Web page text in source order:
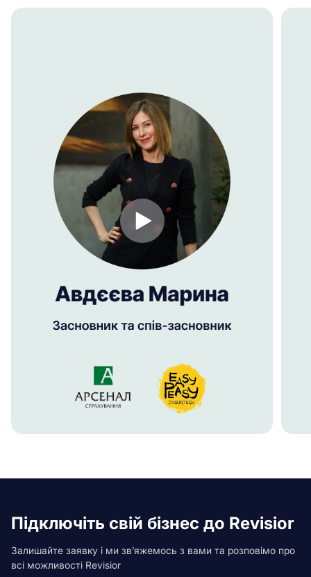
Підключіть свій бізнес до Revisior
Залишайте заявку і ми зв’яжемось з вами та розповімо про
всі можливості Revisior